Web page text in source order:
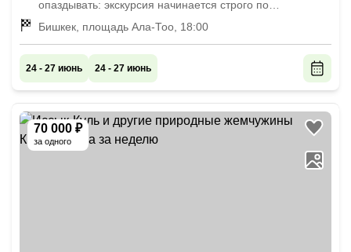
опаздывать: экскурсия начинается строго по
расписанию
Бишкек, площадь Ала-Тоо, 18:00
24 - 27 июнь 24 - 27 июнь
70 000 ₽
за одного